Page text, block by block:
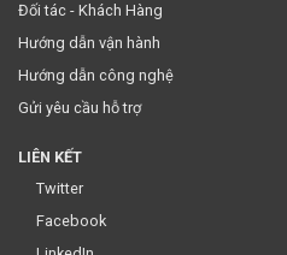
Đối tác - Khách Hàng
Hướng dẫn vận hành
Hướng dẫn công nghệ
Gửi yêu cầu hỗ trợ
LIÊN KẾT
Twitter
Facebook